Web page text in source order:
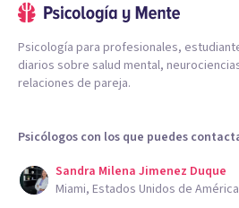
Psicología para profesionales,
diarios sobre salud mental,
relaciones de pareja.
Psicólogos con los que puedes
Sandra Milena Jimenez Duque
Miami, Estados Unidos de América